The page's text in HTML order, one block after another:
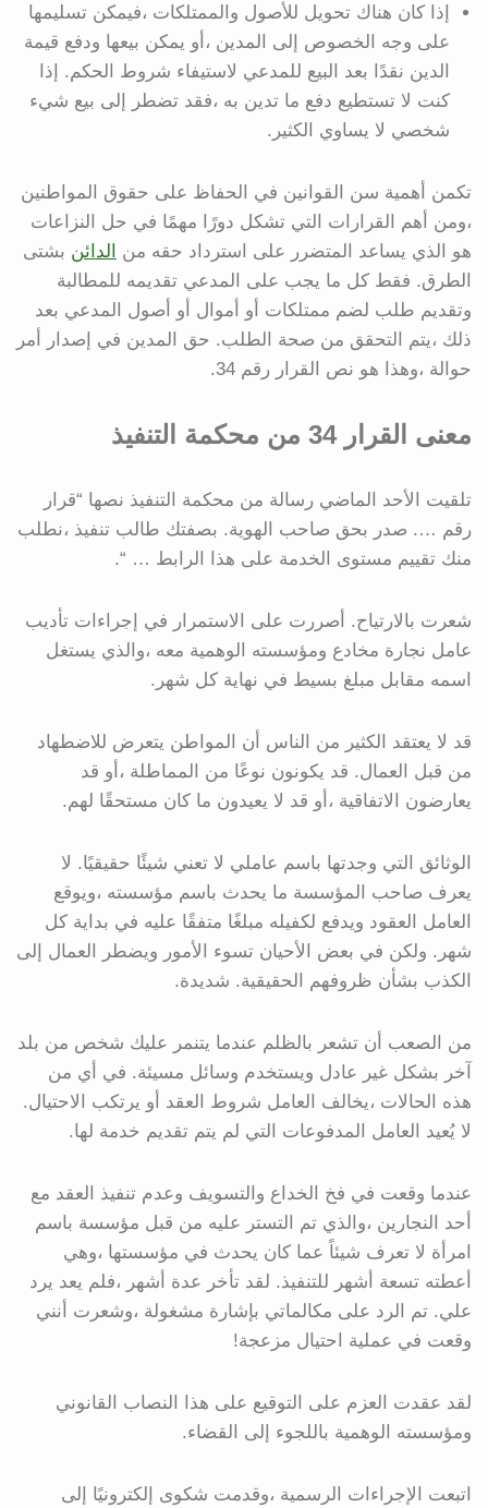
إذا كان هناك تحويل للأصول والممتلكات ،فيمكن تسليمها
على وجه الخصوص إلى المدين ،أو يمكن بيعها ودفع قيمة
الدين نقدًا بعد البيع للمدعي لاستيفاء شروط الحكم. إذا
كنت لا تستطيع دفع ما تدين به ،فقد تضطر إلى بيع شيء
شخصي لا يساوي الكثير.
تكمن أهمية سن القوانين في الحفاظ على حقوق المواطنين
،ومن أهم القرارات التي تشكل دورًا مهمًا في حل النزاعات
هو الذي يساعد المتضرر على استرداد حقه من
الدائن بشتى
الطرق. فقط كل ما يجب على المدعي تقديمه للمطالبة
وتقديم طلب لضم ممتلكات أو أموال أو أصول المدعي بعد
ذلك ،يتم التحقق من صحة الطلب. حق المدين في إصدار أمر
حوالة ،وهذا هو نص القرار رقم 34.
معنى القرار 34 من محكمة التنفيذ
تلقيت الأحد الماضي رسالة من محكمة التنفيذ نصها “قرار
رقم …. صدر بحق صاحب الهوية. بصفتك طالب تنفيذ ،نطلب
منك تقييم مستوى الخدمة على هذا الرابط … “.
شعرت بالارتياح. أصررت على الاستمرار في إجراءات تأديب
عامل نجارة مخادع ومؤسسته الوهمية معه ،والذي يستغل
اسمه مقابل مبلغ بسيط في نهاية كل شهر.
قد لا يعتقد الكثير من الناس أن المواطن يتعرض للاضطهاد
من قبل العمال. قد يكونون نوعًا من المماطلة ،أو قد
يعارضون الاتفاقية ،أو قد لا يعيدون ما كان مستحقًا لهم.
الوثائق التي وجدتها باسم عاملي لا تعني شيئًا حقيقيًا. لا
يعرف صاحب المؤسسة ما يحدث باسم مؤسسته ،ويوقع
العامل العقود ويدفع لكفيله مبلغًا متفقًا عليه في بداية كل
شهر. ولكن في بعض الأحيان تسوء الأمور ويضطر العمال إلى
الكذب بشأن ظروفهم الحقيقية. شديدة.
من الصعب أن تشعر بالظلم عندما يتنمر عليك شخص من بلد
آخر بشكل غير عادل ويستخدم وسائل مسيئة. في أي من
هذه الحالات ،يخالف العامل شروط العقد أو يرتكب الاحتيال.
لا يُعيد العامل المدفوعات التي لم يتم تقديم خدمة لها.
عندما وقعت في فخ الخداع والتسويف وعدم تنفيذ العقد مع
أحد النجارين ،والذي تم التستر عليه من قبل مؤسسة باسم
امرأة لا تعرف شيئاً عما كان يحدث في مؤسستها ،وهي
أعطته تسعة أشهر للتنفيذ. لقد تأخر عدة أشهر ،فلم يعد يرد
علي. تم الرد على مكالماتي بإشارة مشغولة ،وشعرت أنني
وقعت في عملية احتيال مزعجة!
لقد عقدت العزم على التوقيع على هذا النصاب القانوني
ومؤسسته الوهمية باللجوء إلى القضاء.
اتبعت الإجراءات الرسمية ،وقدمت شكوى إلكترونيًا إلى